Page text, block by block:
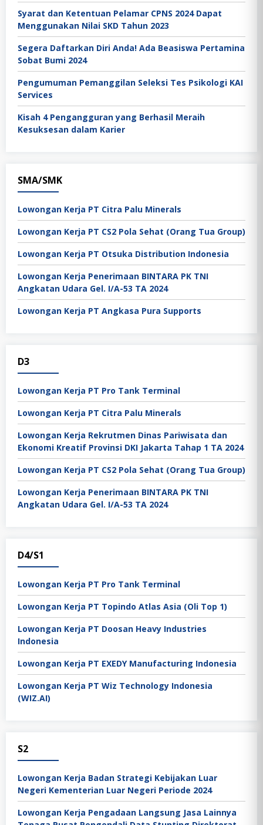
Syarat dan Ketentuan Pelamar CPNS 2024 Dapat
Menggunakan Nilai SKD Tahun 2023
Segera Daftarkan Diri Anda! Ada Beasiswa Pertamina
Sobat Bumi 2024
Pengumuman Pemanggilan Seleksi Tes Psikologi KAI
Services
Kisah 4 Pengangguran yang Berhasil Meraih
Kesuksesan dalam Karier
SMA/SMK
Lowongan Kerja PT Citra Palu Minerals
Lowongan Kerja PT CS2 Pola Sehat (Orang Tua Group)
Lowongan Kerja PT Otsuka Distribution Indonesia
Lowongan Kerja Penerimaan BINTARA PK TNI
Angkatan Udara Gel. I/A-53 TA 2024
Lowongan Kerja PT Angkasa Pura Supports
D3
Lowongan Kerja PT Pro Tank Terminal
Lowongan Kerja PT Citra Palu Minerals
Lowongan Kerja Rekrutmen Dinas Pariwisata dan
Ekonomi Kreatif Provinsi DKI Jakarta Tahap 1 TA 2024
Lowongan Kerja PT CS2 Pola Sehat (Orang Tua Group)
Lowongan Kerja Penerimaan BINTARA PK TNI
Angkatan Udara Gel. I/A-53 TA 2024
D4/S1
Lowongan Kerja PT Pro Tank Terminal
Lowongan Kerja PT Topindo Atlas Asia (Oli Top 1)
Lowongan Kerja PT Doosan Heavy Industries
Indonesia
Lowongan Kerja PT EXEDY Manufacturing Indonesia
Lowongan Kerja PT Wiz Technology Indonesia
(WIZ.AI)
S2
Lowongan Kerja Badan Strategi Kebijakan Luar
Negeri Kementerian Luar Negeri Periode 2024
Lowongan Kerja Pengadaan Langsung Jasa Lainnya